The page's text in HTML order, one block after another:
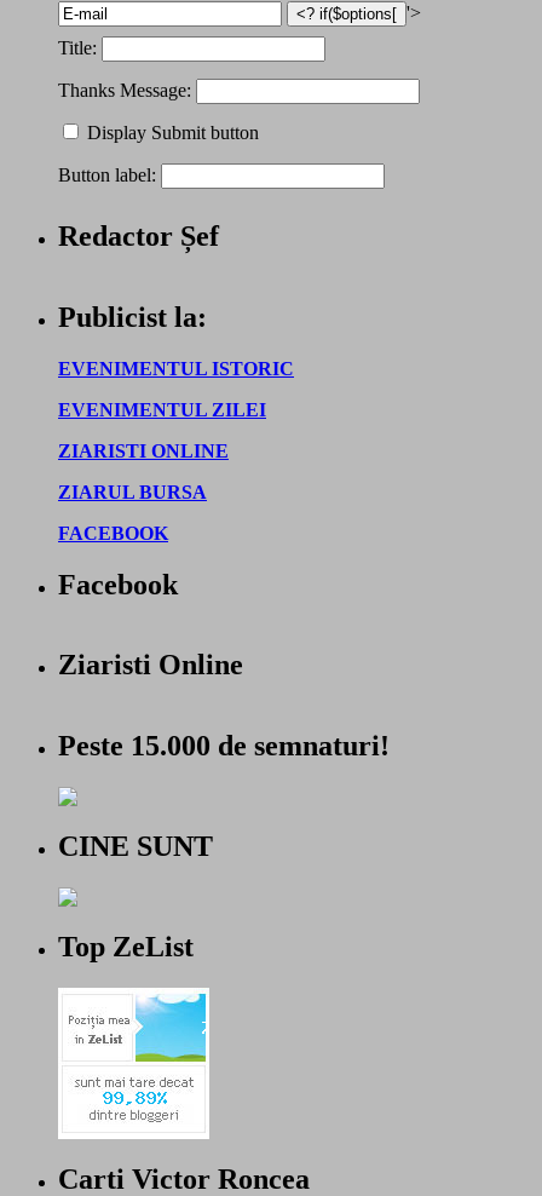
'>
Title:
Thanks Message:
Display Submit button
Button label:
Redactor Șef
Publicist la:
EVENIMENTUL ISTORIC
EVENIMENTUL ZILEI
ZIARISTI ONLINE
ZIARUL BURSA
FACEBOOK
Facebook
Ziaristi Online
Peste 15.000 de semnaturi!
CINE SUNT
Top ZeList
Carti Victor Roncea